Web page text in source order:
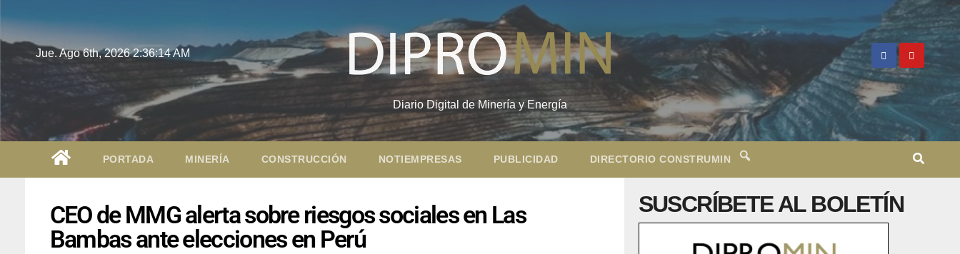
Jue. Ago 6th, 20262:36:15 AM
Diario Digital de Minería y Energía
PORTADA MINERÍA CONSTRUCCIÓN NOTIEMPRESAS PUBLICIDAD DIRECTORIO CONSTRUMIN
CEO de MMG alerta sobre riesgos sociales en Las
Bambas ante elecciones en Perú
SUSCRÍBETE AL BOLETÍN